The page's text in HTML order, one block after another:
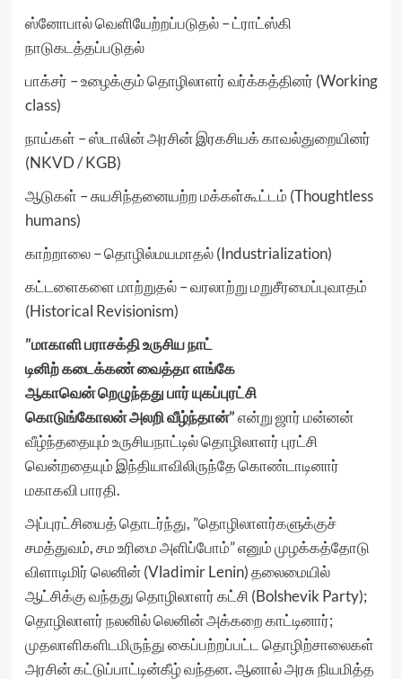
ஸ்னோபால் வெளியேற்றப்படுதல் – ட்ராட்ஸ்கி
நாடுகடத்தப்படுதல்
பாக்சர் – உழைக்கும் தொழிலாளர் வர்க்கத்தினர் (Working
class)
நாய்கள் – ஸ்டாலின் அரசின் இரகசியக் காவல்துறையினர்
(NKVD / KGB)
ஆடுகள் – சுயசிந்தனையற்ற மக்கள்கூட்டம் (Thoughtless
humans)
காற்றாலை – தொழில்மயமாதல் (Industrialization)
கட்டளைகளை மாற்றுதல் – வரலாற்று மறுசீரமைப்புவாதம்
(Historical Revisionism)
”மாகாளி பராசக்தி உருசிய நாட்
டினிற் கடைக்கண் வைத்தா ளங்கே
ஆகாவென் றெழுந்தது பார் யுகப்புரட்சி
கொடுங்கோலன் அலறி வீழ்ந்தான்”என்று ஜார் மன்னன்
வீழ்ந்ததையும் உருசியநாட்டில் தொழிலாளர் புரட்சி
வென்றதையும் இந்தியாவிலிருந்தே கொண்டாடினார்
மகாகவி பாரதி.
அப்புரட்சியைத் தொடர்ந்து, ”தொழிலாளர்களுக்குச்
சமத்துவம், சம உரிமை அளிப்போம்” எனும் முழக்கத்தோடு
விளாடிமிர் லெனின் (Vladimir Lenin) தலைமையில்
ஆட்சிக்கு வந்தது தொழிலாளர் கட்சி (Bolshevik Party);
தொழிலாளர் நலனில் லெனின் அக்கறை காட்டினார்;
முதலாளிகளிடமிருந்து கைப்பற்றப்பட்ட தொழிற்சாலைகள்
அரசின் கட்டுப்பாட்டின்கீழ் வந்தன. ஆனால் அரசு நியமித்த